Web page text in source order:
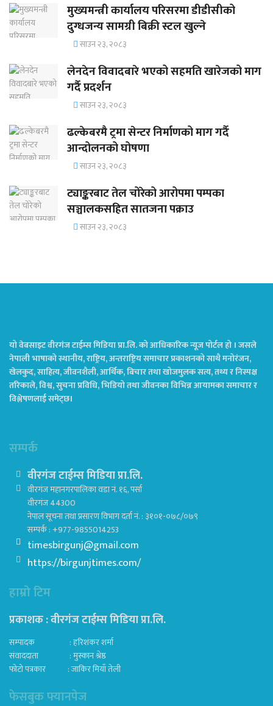
मुख्यमन्त्री कार्यालय परिसरमा डीडीसीको
दुग्धजन्य सामग्री बिक्री स्टल खुल्ने
साउन २३, २०८३
लेनदेन विवादबारे भएको सहमति खारेजको माग
गर्दै प्रदर्शन
साउन २३, २०८३
ढल्केबरमै ट्रमा सेन्टर निर्माणको माग गर्दै
आन्दोलनको घोषणा
साउन २३, २०८३
ट्याङ्करबाट तेल चोरेको आरोपमा पम्पका
सञ्चालकसहित सातजना पक्राउ
साउन २३, २०८३
यो वेबसाइट वीरगंज टाईम्स मिडिया प्रा.लि. को आधिकारिक न्यूज पोर्टल हो । जसले
नेपाली भाषाको स्थानीय, राष्ट्रिय, अन्तराष्ट्रिय समाचार प्रकाशनको साथै मनोरंजन,
खेलकुद, साहित्य, जीवनशैली, आर्थिक, बिचार तथा खोजमुलक सत्य, तथ्य र निस्पक्ष
तरिकाले, विश्व, सुचना प्रविधि, भिडियो तथा जीवनका विभिन्न आयामका समाचार र
विश्लेषणलाई समेट्छ।
सम्पर्क
वीरगंज टाईम्स मिडिया प्रा.लि.
वीरगंज महानगरपालिका वडा नं. १६, पर्सा
वीरगंज 44300
नेपाल सूचना तथा प्रसारण विभाग दर्ता नं. : ३१०१-०७८/०७९
सम्पर्क : +977-9855014253
timesbirgunj@gmail.com
https://birgunjtimes.com/
हाम्रो टिम
प्रकाशक : वीरगंज टाईम्स मिडिया प्रा‍.लि.
सम्पादक : हरिशंकर शर्मा
संवाददाता : मुस्कान श्रेष्ठ
फोटो पत्रकार : जाकिर मियाँ तेली
फेसबुक फ्यानपेज